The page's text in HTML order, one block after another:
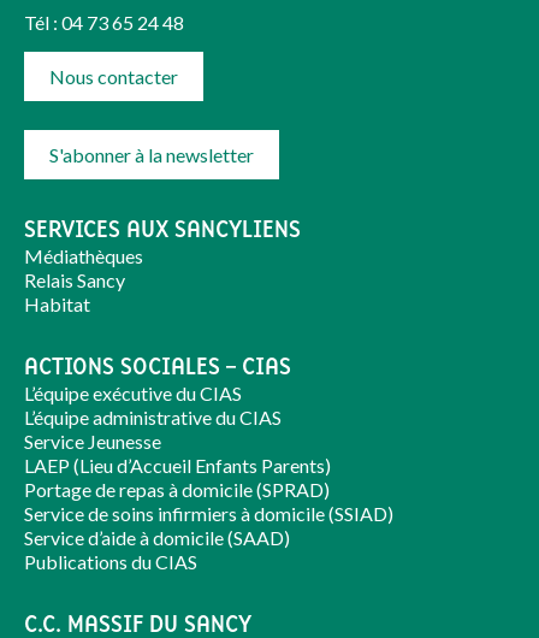
Tél : 04 73 65 24 48
Nous contacter
S'abonner à la newsletter
SERVICES AUX SANCYLIENS
Médiathèques
Relais Sancy
Habitat
ACTIONS SOCIALES – CIAS
L’équipe exécutive du CIAS
L’équipe administrative du CIAS
Service Jeunesse
LAEP (Lieu d’Accueil Enfants Parents)
Portage de repas à domicile (SPRAD)
Service de soins infirmiers à domicile (SSIAD)
Service d’aide à domicile (SAAD)
Publications du CIAS
C.C. MASSIF DU SANCY